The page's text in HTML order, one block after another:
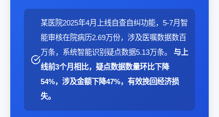
某医院2025年4月上线自查自纠功能，5-7月智
能审核在院病历2.69万份，涉及医嘱数据数百
万条，系统智能识别疑点数据5.13万条。 与上
线前3个月相比，疑点数据数量环比下降
54%，涉及金额下降47%，有效挽回经济损
失。